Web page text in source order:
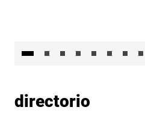
directorio